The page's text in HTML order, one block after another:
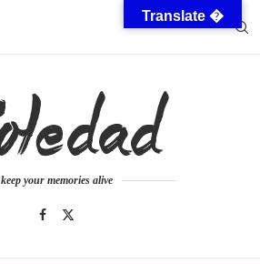
keep your memories alive
Translate �